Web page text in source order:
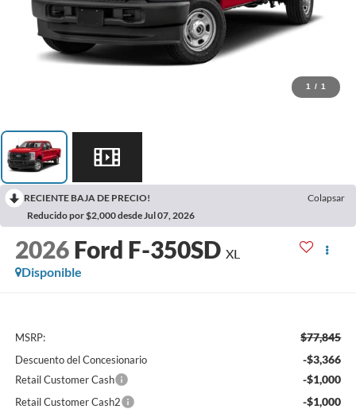
1 / 1
RECIENTE BAJA DE PRECIO!
Colapsar
Reducido por $2,000 desde Jul 07, 2026
2026 Ford F-350SD XL
Disponible
MSRP: $77,845
Descuento del Concesionario -$3,366
Retail Customer Cash -$1,000
Retail Customer Cash2 -$1,000